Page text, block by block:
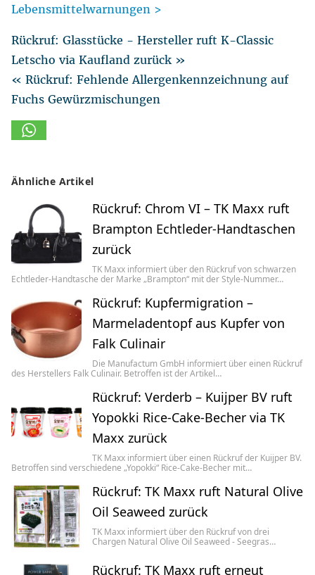
Lebensmittelwarnungen >
Rückruf: Glasstücke - Hersteller ruft K-Classic
Letscho via Kaufland zurück »
« Rückruf: Fehlende Allergenkennzeichnung auf
Fuchs Gewürzmischungen
Ähnliche Artikel
Rückruf: Chrom VI – TK Maxx ruft
Brampton Echtleder-Handtaschen
zurück
TK Maxx informiert über den Rückruf von schwarzen
Echtleder-Handtasche der Marke „Brampton“ mit der Style-Nummer…
Rückruf: Kupfermigration –
Marmeladentopf aus Kupfer von
Falk Culinair
Die Manufactum GmbH informiert über einen Rückruf
des Herstellers Falk Culinair. Betroffen ist der Artikel…
Rückruf: Verderb – Kuijper BV ruft
Yopokki Rice-Cake-Becher via TK
Maxx zurück
TK Maxx informiert über einen Rückruf der Kuijper BV.
Betroffen sind verschiedene „Yopokki“ Rice-Cake-Becher mit…
Rückruf: TK Maxx ruft Natural Olive
Oil Seaweed zurück
TK Maxx informiert über den Rückruf von drei
Chargen Natural Olive Oil Seaweed - Seegras…
Rückruf: TK Maxx ruft erneut